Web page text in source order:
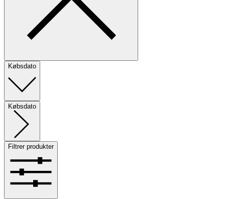
Købsdato
Købsdato
Filtrer produkter